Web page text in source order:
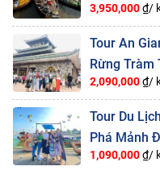
Mau
3,950,000₫/
Tour An
Rừng Tràm
2,090,000₫/
Tour Du
Phá Mảnh
1,090,000₫/